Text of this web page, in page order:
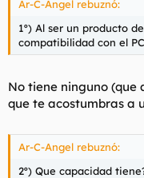
Ar-C-Angel rebuznó:
1º) Al ser un producto
compatibilidad con el
No tiene ninguno (que
que te acostumbras a
Ar-C-Angel rebuznó:
2º) Que capacidad